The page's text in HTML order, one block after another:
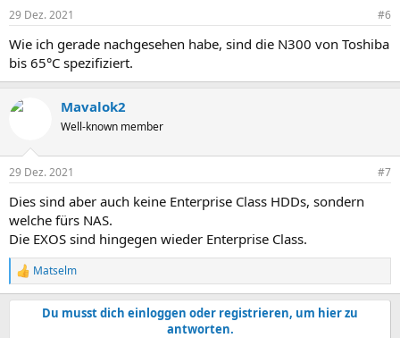
29 Dez. 2021 #6
Wie ich gerade nachgesehen habe, sind die N300 von Toshiba
bis 65°C spezifiziert.
Mavalok2
Well-known member
29 Dez. 2021 #7
Dies sind aber auch keine Enterprise Class HDDs, sondern
welche fürs NAS.
Die EXOS sind hingegen wieder Enterprise Class.
R
e
a
Matselm
Du musst dich einloggen oder registrieren, um hier zu
antworten.